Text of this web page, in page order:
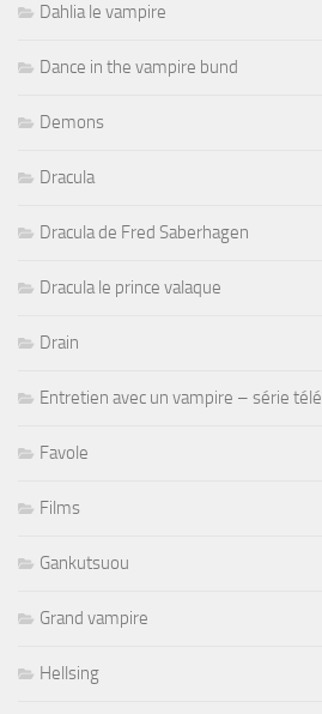
Dahlia le vampire
Dance in the vampire bund
Demons
Dracula
Dracula de Fred Saberhagen
Dracula le prince valaque
Drain
Entretien avec un vampire – série télé
Favole
Films
Gankutsuou
Grand vampire
Hellsing